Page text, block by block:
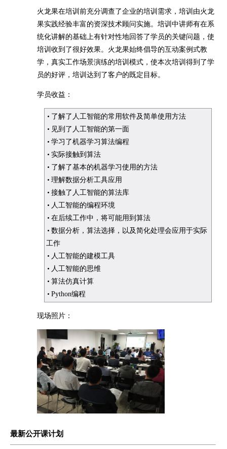
火龙果在培训前充分调查了企业的培训需求，培训由火龙
果实践经验丰富的资深技术顾问实施。培训中讲师有在系
统化讲解的基础上有针对性地回答了学员的关键问题，使
培训收到了很好效果。火龙果始终倡导的互动案例式教
学，真实工作场景演练的培训模式，使本次培训得到了学
员的好评，培训达到了客户的既定目标。
学员收益：
了解了人工智能的常用软件及简单使用方法
见到了人工智能的第一面
学习了机器学习算法编程
实际接触到算法
了解了基本的机器学习使用的方法
理解数据分析工具应用
接触了人工智能的算法库
人工智能的编程环境
在后续工作中，将可能用到算法
数据分析，算法选择，以及简化处理会应用于实际
工作
人工智能的建模工具
人工智能的思维
算法仿真计算
Python编程
现场照片：
最新公开课计划